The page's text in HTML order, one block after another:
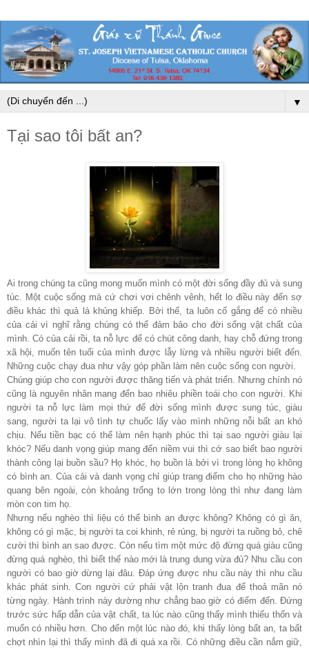
▼
Tại sao tôi bất an?
Ai trong chúng ta cũng mong muốn mình có một đời sống đầy đủ và sung
túc. Một cuộc sống mà cứ chơi vơi chênh vênh, hết lo điều này đến sợ
điều khác thì quả là khủng khiếp. Bởi thế, ta luôn cố gắng để có nhiều
của cải vì nghĩ rằng chúng có thể đảm bảo cho đời sống vật chất của
mình. Có của cải rồi, ta nỗ lực để có chút công danh, hay chỗ đứng trong
xã hội, muốn tên tuổi của mình được lẫy lừng và nhiều người biết đến.
Những cuộc chạy đua như vậy góp phần làm nên cuộc sống con người.
Chúng giúp cho con người được thăng tiến và phát triển. Nhưng chính nó
cũng là nguyên nhân mang đến bao nhiêu phiền toái cho con người. Khi
người ta nỗ lực làm mọi thứ để đời sống mình được sung túc, giàu
sang, người ta lại vô tình tự chuốc lấy vào mình những nỗi bất an khó
chịu. Nếu tiền bạc có thể làm nên hạnh phúc thì tại sao người giàu lại
khóc? Nếu danh vọng giúp mang đến niềm vui thì cớ sao biết bao người
thành công lại buồn sầu? Họ khóc, họ buồn là bởi vì trong lòng họ không
có bình an. Của cải và danh vọng chỉ giúp trang điểm cho họ những hào
quang bên ngoài, còn khoảng trống to lớn trong lòng thì như đang làm
mòn con tim họ.
Nhưng nếu nghèo thì liệu có thể bình an được không? Không có gì ăn,
không có gì mặc, bị người ta coi khinh, rẻ rúng, bị người ta ruồng bỏ, chê
cười thì bình an sao được. Còn nếu tìm một mức độ đừng quá giàu cũng
đừng quá nghèo, thì biết thế nào mới là trung dung vừa đủ? Nhu cầu con
người có bao giờ dừng lại đâu. Đáp ứng được nhu cầu này thì nhu cầu
khác phát sinh. Con người cứ phải vật lộn tranh đua để thoả mãn nó
từng ngày. Hành trình này dường như chẳng bao giờ có điểm đến. Đứng
trước sức hấp dẫn của vật chất, ta lúc nào cũng thấy mình thiếu thốn và
muốn có nhiều hơn. Cho đến một lúc nào đó, khi thấy lòng bất an, ta bất
chợt nhìn lại thì thấy mình đã đi quá xa rồi. Có những điều cần nắm giữ,